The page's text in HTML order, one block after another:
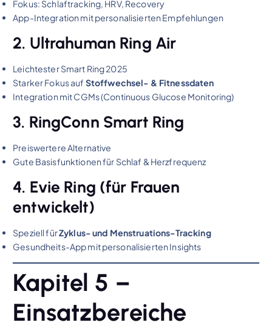
Fokus: Schlaftracking, HRV, Recovery
App-Integration mit personalisierten Empfehlungen
2. Ultrahuman Ring Air
Leichtester Smart Ring 2025
Starker Fokus auf Stoffwechsel- & Fitnessdaten
Integration mit CGMs (Continuous Glucose Monitoring)
3. RingConn Smart Ring
Preiswertere Alternative
Gute Basisfunktionen für Schlaf & Herzfrequenz
4. Evie Ring (für Frauen
entwickelt)
Speziell fürZyklus- und Menstruations-Tracking
Gesundheits-App mit personalisierten Insights
Kapitel 5 –
Einsatzbereiche